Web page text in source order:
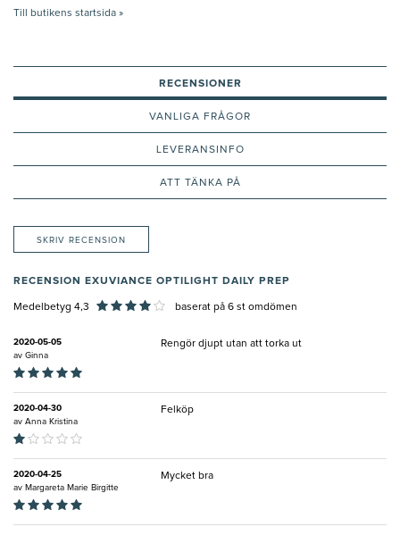
Till butikens startsida »
RECENSIONER
VANLIGA FRÅGOR
LEVERANSINFO
ATT TÄNKA PÅ
SKRIV RECENSION
RECENSION EXUVIANCE OPTILIGHT DAILY PREP
Medelbetyg 4,3 baserat på 6 st omdömen
2020-05-05
av Ginna
Rengör djupt utan att torka ut
2020-04-30
av Anna Kristina
Felköp
2020-04-25
av Margareta Marie Birgitte
Mycket bra